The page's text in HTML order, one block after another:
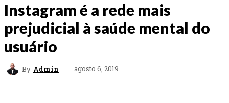
Instagram é a rede mais
prejudicial à saúde mental do
usuário
By Admin agosto 6, 2019